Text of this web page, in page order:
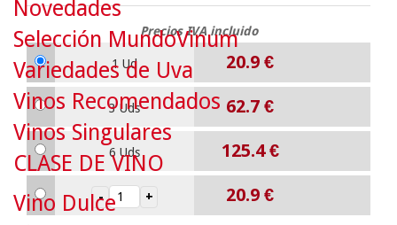
Precios IVA incluido
1 Ud 20.9 €
3 Uds 62.7 €
6 Uds 125.4€
20.9 €
Novedades
Selección MundoVinum
Variedades de Uva
Vinos Recomendados
Vinos Singulares
CLASE DE VINO
Vino Dulce